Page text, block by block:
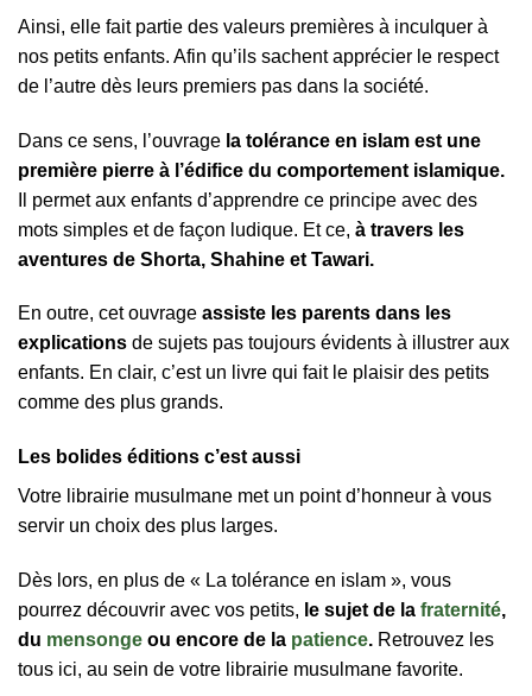
Ainsi, elle fait partie des valeurs premières à inculquer à
nos petits enfants. Afin qu’ils sachent apprécier le respect
de l’autre dès leurs premiers pas dans la société.
Dans ce sens, l’ouvrage la tolérance en islam est une
première pierre à l’édifice du comportement islamique.
Il permet aux enfants d’apprendre ce principe avec des
mots simples et de façon ludique. Et ce, à travers les
aventures de Shorta, Shahine et Tawari.
En outre, cet ouvrage assiste les parents dans les
explications de sujets pas toujours évidents à illustrer aux
enfants. En clair, c’est un livre qui fait le plaisir des petits
comme des plus grands.
Les bolides éditions c’est aussi
Votre librairie musulmane met un point d’honneur à vous
servir un choix des plus larges.
Dès lors, en plus de « La tolérance en islam », vous
pourrez découvrir avec vos petits, le sujet de la fraternité,
du mensonge ou encore de la patience. Retrouvez les
tous ici, au sein de votre librairie musulmane favorite.